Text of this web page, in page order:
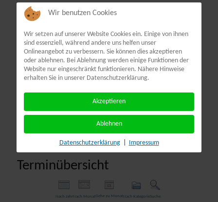
Terminübersicht
Nach JahrNach MonatGehe zu Monat Nach KategorieSuche
Wir benutzen Cookies
Wir setzen auf unserer Website Cookies ein. Einige von ihnen
sind essenziell, während andere uns helfen unser
Onlineangebot zu verbessern. Sie können dies akzeptieren
oder ablehnen. Bei Ablehnung werden einige Funktionen der
Website nur eingeschränkt funktionieren. Nähere Hinweise
erhalten Sie in unserer Datenschutzerklärung.
Akzeptieren
Ablehnen
Datenschutzerklärung Impressum